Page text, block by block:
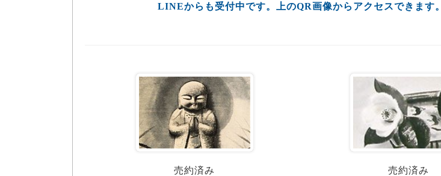
LINEからも受付中です。上のQR画像からアクセスできます。
売約済み 売約済み